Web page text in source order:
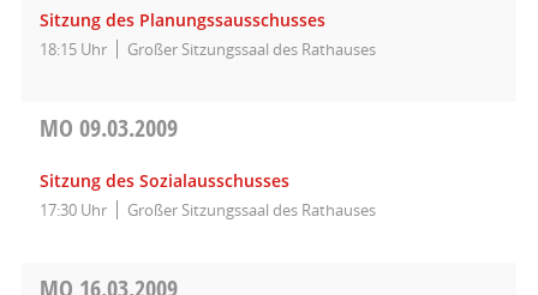
Sitzung des Planungssausschusses
18:15 Uhr Großer Sitzungssaal des Rathauses
MO 09.03.2009
Sitzung des Sozialausschusses
17:30 Uhr Großer Sitzungssaal des Rathauses
MO 16.03.2009